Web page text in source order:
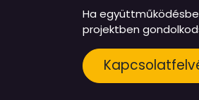
Ha
projektben